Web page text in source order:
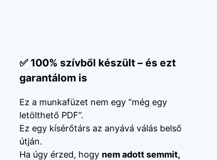
✅ 100% szívből készült – és ezt
garantálom is
Ez a munkafüzet nem egy “még egy
letölthető PDF”.
Ez egy kísérőtárs az anyává válás belső
útján.
Ha úgy érzed, hogy nem adott semmit,